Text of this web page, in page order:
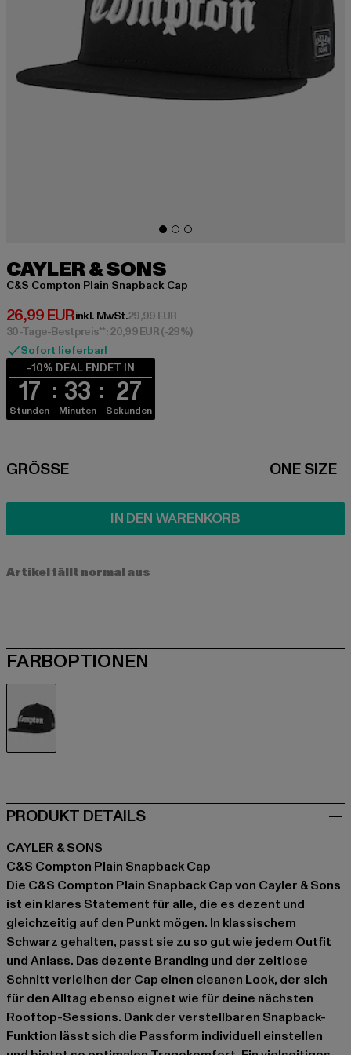
CAYLER & SONS
C&S Compton Plain Snapback Cap
26,99 EUR
Derzeitiger Preis: 26,99 EUR
inkl. MwSt.29,99 EURAktionspreis: 29,99 EUR
30-Tage-Bestpreis**: 20,99 EUR(-29%)
Sofort lieferbar!
-10% DEAL ENDET IN
17
Stunden
33
Minuten
26
Sekunden
SIZE
GRÖSSE ONE SIZE
IN DEN WARENKORB
Artikel fällt normal aus
FARBOPTIONEN
PRODUKT DETAILS
CAYLER & SONS
C&S Compton Plain Snapback Cap
Die C&S Compton Plain Snapback Cap von Cayler & Sons
ist ein klares Statement für alle, die es dezent und
gleichzeitig auf den Punkt mögen. In klassischem
Schwarz gehalten, passt sie zu so gut wie jedem Outfit
und Anlass. Das dezente Branding und der zeitlose
Schnitt verleihen der Cap einen cleanen Look, der sich
für den Alltag ebenso eignet wie für deine nächsten
Rooftop-Sessions. Dank der verstellbaren Snapback-
Funktion lässt sich die Passform individuell einstellen